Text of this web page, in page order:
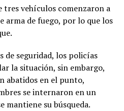
tres vehículos comenzaron a
arma de fuego, por lo que los
seguridad, los policías
la situación, sin embargo,
abatidos en el punto,
se internaron en un
mantiene su búsqueda.